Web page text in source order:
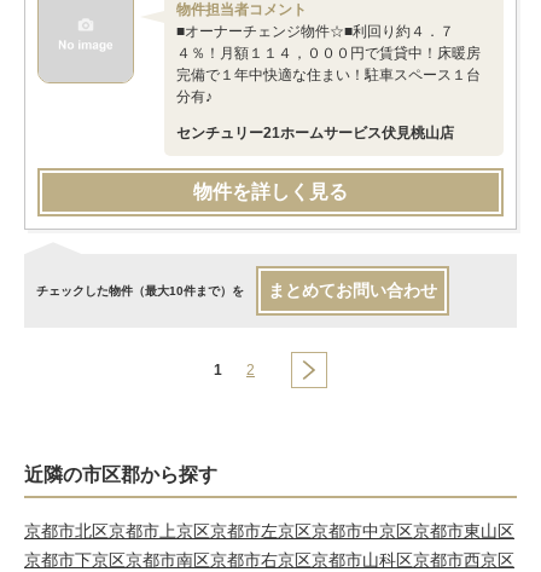
物件担当者コメント
■オーナーチェンジ物件☆■利回り約４．７
４％！月額１１４，０００円で賃貸中！床暖房
完備で１年中快適な住まい！駐車スペース１台
分有♪
センチュリー21ホームサービス伏見桃山店
物件を詳しく見る
チェックした物件（最大10件まで）を まとめてお問い合わせ
1 2
近隣の市区郡から探す
京都市北区京都市上京区京都市左京区京都市中京区京都市東山区
京都市下京区京都市南区京都市右京区京都市山科区京都市西京区